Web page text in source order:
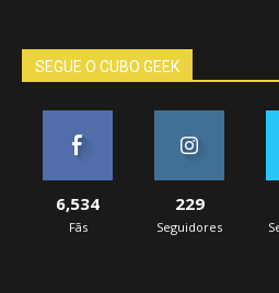
SEGUE O CUBO GEEK
6,534
Fãs
229
Seguidores